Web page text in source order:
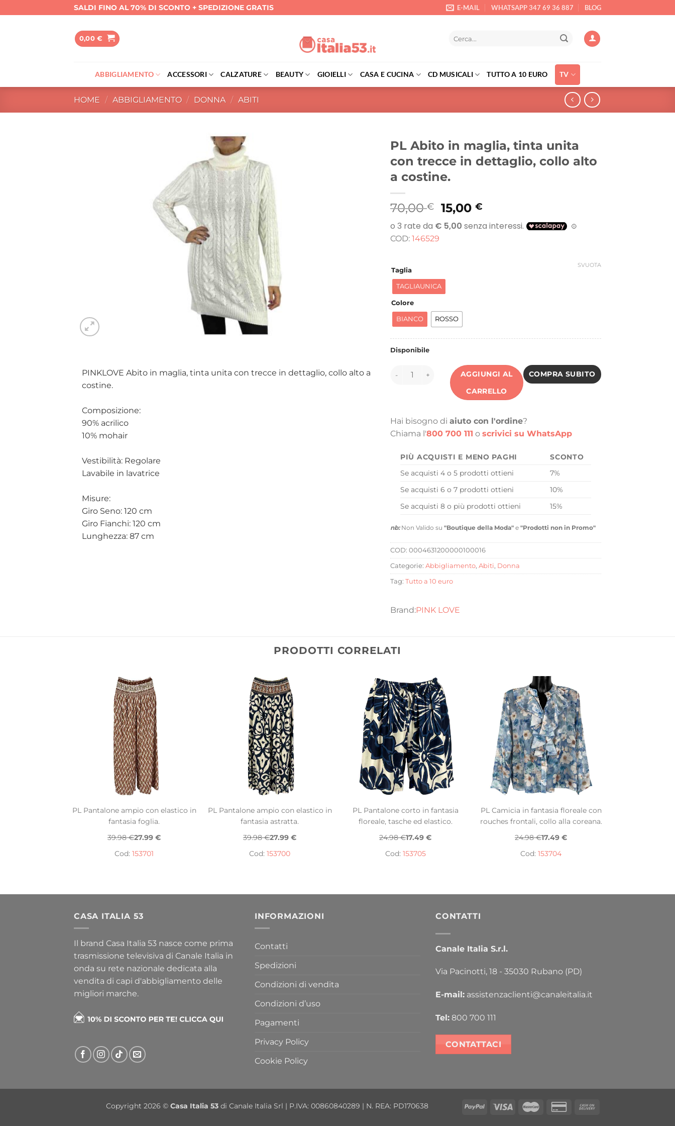
ai
SALDI FINO AL 70% DI SCONTO + SPEDIZIONE GRATIS E-MAIL WHATSAPP 347 69 36 887 BLOG
0,00€
ABBIGLIAMENTO ACCESSORI CALZATURE BEAUTY GIOIELLI CASA E CUCINA CD MUSICALI TUTTO A 10 EURO TV
HOME / ABBIGLIAMENTO / DONNA / ABITI
PINKLOVE Abito in maglia, tinta unita con trecce in dettaglio, collo alto a
costine.
Composizione:
90% acrilico
10% mohair
Vestibilità: Regolare
Lavabile in lavatrice
Misure:
Giro Seno: 120 cm
Giro Fianchi: 120 cm
Lunghezza: 87 cm
PL Abito in maglia, tinta unita
con trecce in dettaglio, collo alto
a costine.
70,00€
Il
prezzo
originale
15,00€
prezzo
attuale
COD: 146529
Taglia
TAGLIAUNICA
Colore
BIANCO ROSSO
SVUOTA
Disponibile
146529 quantità
AGGIUNGI AL
CARRELLO
COMPRA SUBITO
Hai bisogno di aiuto con l'ordine?
Chiama l'800 700 111 o scrivici su WhatsApp
PIÙ ACQUISTI E MENO PAGHI
SCONTO
Se acquisti 4 o 5 prodotti ottieni
7%
Se acquisti 6 o 7 prodotti ottieni
10%
Se acquisti 8 o più prodotti ottieni
15%
nb:Non Valido su "Boutique della Moda" e "Prodotti non in Promo"
COD: 0004631200000100016
Categorie: Abbigliamento, Abiti, Donna
Tag: Tutto a 10 euro
PINK LOVE
PRODOTTI CORRELATI
PL Pantalone ampio con elastico in
fantasia foglia.
39.98 €27.99 €
Cod: 153701
PL Pantalone ampio con elastico in
fantasia astratta.
39.98 €27.99 €
Cod: 153700
PL Pantalone corto in fantasia
floreale, tasche ed elastico.
24.98 €17.49 €
Cod: 153705
PL Camicia in fantasia floreale con
rouches frontali, collo alla coreana.
24.98 €17.49 €
Cod: 153704
CASA ITALIA 53
Il brand Casa Italia 53 nasce come prima
trasmissione televisiva di Canale Italia in
onda su rete nazionale dedicata alla
vendita di capi d'abbigliamento delle
migliori marche.
INFORMAZIONI
Contatti
Spedizioni
Condizioni di vendita
Condizioni d’uso
Pagamenti
Privacy Policy
Cookie Policy
CONTATTI
Canale Italia S.r.l.
Via Pacinotti, 18 - 35030 Rubano (PD)
E-mail: assistenzaclienti@canaleitalia.it
Tel: 800 700 111
CONTATTACI
PayPal Visa MasterCardCredit
Copyright 2026 © Casa Italia 53 di Canale Italia Srl | P.IVA: 00860840289 | N. REA: PD170638